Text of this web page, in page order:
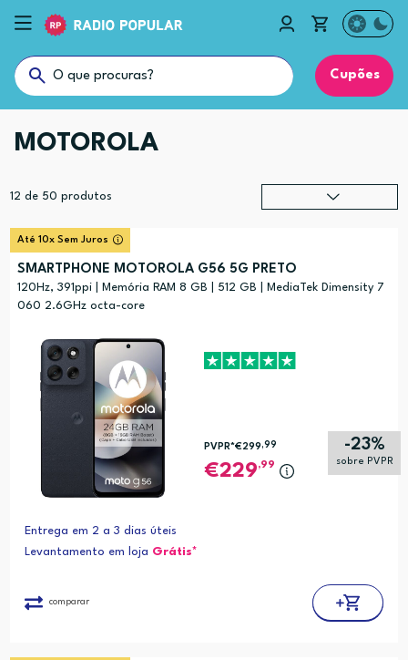
Cupões
MOTOROLA
12 de 50 produtos
Preço (mais baixo)
Até 10x Sem Juros
SMARTPHONE MOTOROLA G56 5G PRETO
120Hz, 391ppi | Memória RAM 8 GB | 512 GB | MediaTek Dimensity 7
060 2.6GHz octa-core
-23%
sobre PVPR
PVPR*€299 ,99
229,99
Entrega em 2 a 3 dias úteis
Levantamento em loja Grátis*
comparar